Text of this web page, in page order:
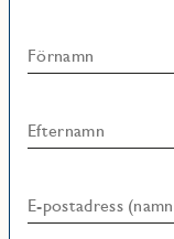
Förnamn
Efternamn
E-postadress